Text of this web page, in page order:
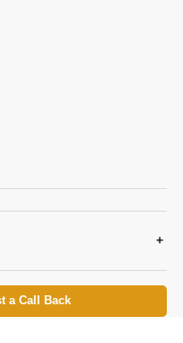
+
a Call Back